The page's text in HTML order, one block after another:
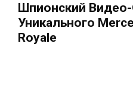
Шпионский
Уникального
Royale